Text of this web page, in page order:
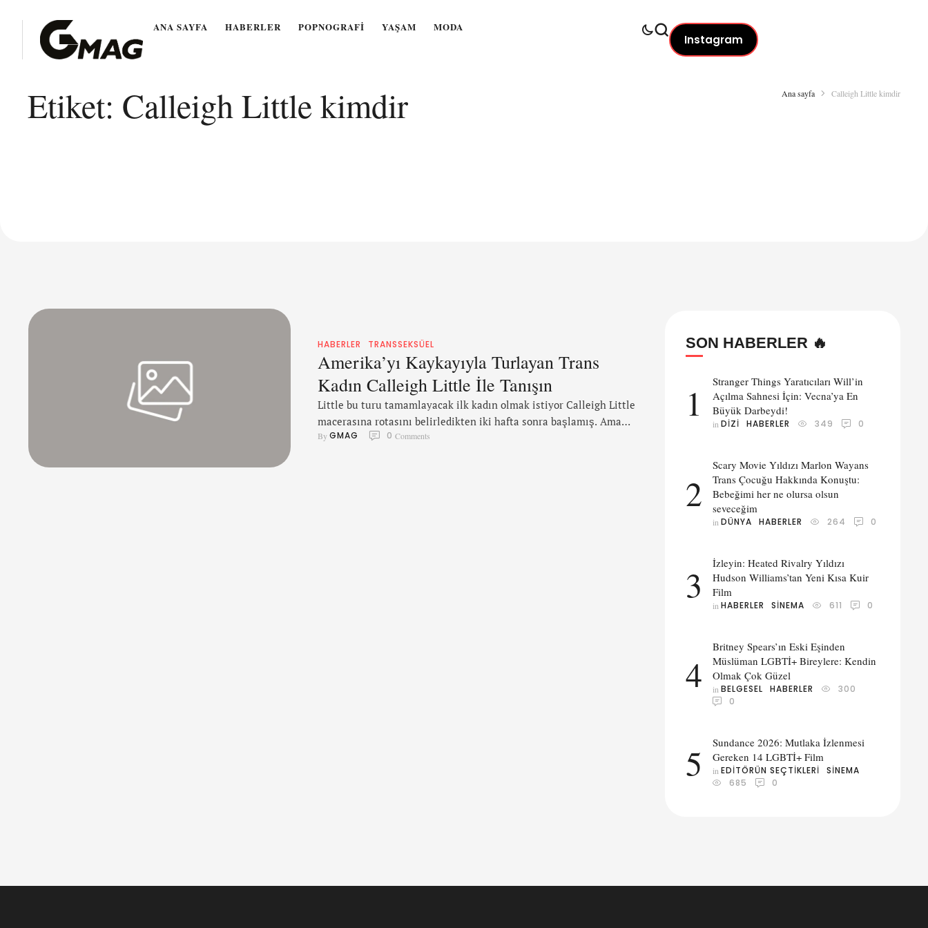
ANA SAYFA HABERLER POPNOGRAFI YAŞAM MODA
Instagram
Etiket: Calleigh Little kimdir Ana sayfa Calleigh Little kimdir
HABERLER TRANSSEKSÜEL
Amerika’yı Kaykayıyla Turlayan Trans
Kadın Calleigh Little İle Tanışın
Little bu turu tamamlayacak ilk kadın olmak istiyor Calleigh Little
macerasına rotasını belirledikten iki hafta sonra başlamış. Ama
trans olma mücadelesi eskilere dayanıyor. Little ailesine trans
By GMAG 0 Comments
SON HABERLER 🔥
1
Stranger Things Yaratıcıları Will’in
Açılma Sahnesi İçin: Vecna’ya En
Büyük Darbeydi!
in DIZI HABERLER 349 0
2
Scary Movie Yıldızı Marlon Wayans
Trans Çocuğu Hakkında Konuştu:
Bebeğimi her ne olursa olsun
seveceğim
in DÜNYA HABERLER 264 0
3
İzleyin: Heated Rivalry Yıldızı
Hudson Williams’tan Yeni Kısa Kuir
Film
in HABERLER SINEMA 611 0
4
Britney Spears’ın Eski Eşinden
Müslüman LGBTİ+ Bireylere: Kendin
Olmak Çok Güzel
in BELGESEL HABERLER
300
0
5
Sundance 2026: Mutlaka İzlenmesi
Gereken 14 LGBTİ+ Film
in EDITÖRÜN SEÇTIKLERI
SINEMA
685
0